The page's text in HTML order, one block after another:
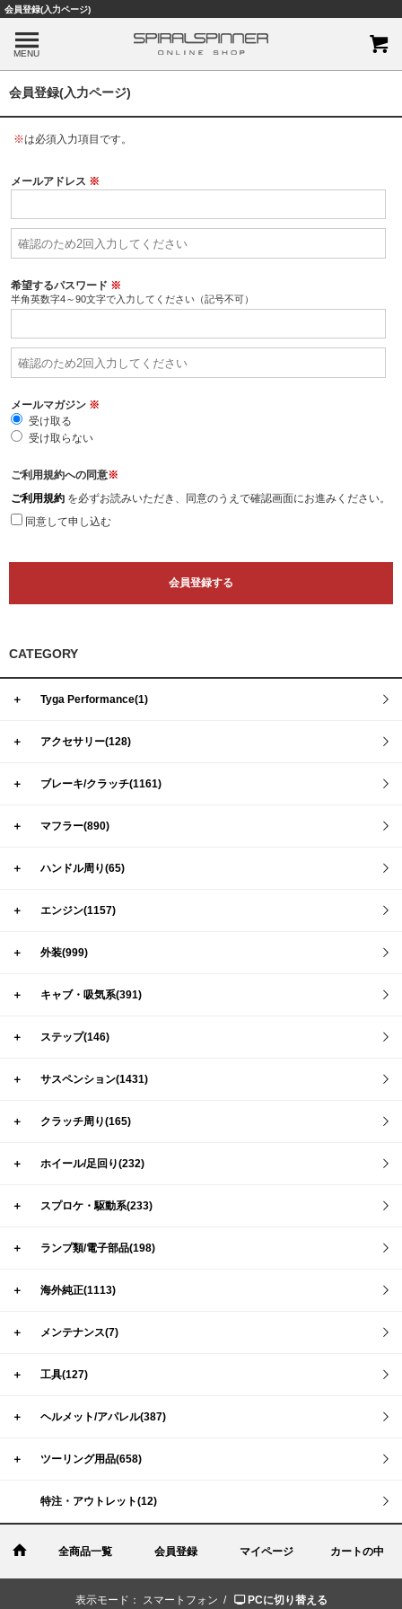
会員登録(入力ページ)
MENU
会員登録(入力ページ)
※は必須入力項目です。
メールアドレス ※
希望するパスワード ※
半角英数字4～90文字で入力してください（記号不可）
メールマガジン ※
受け取る
受け取らない
ご利用規約への同意※
ご利用規約 を必ずお読みいただき、同意のうえで確認画面にお進みください。
同意して申し込む
CATEGORY
＋ Tyga Performance(1)
＋ アクセサリー(128)
＋ ブレーキ/クラッチ(1161)
＋ マフラー(890)
＋ ハンドル周り(65)
＋ エンジン(1157)
＋ 外装(999)
＋ キャブ・吸気系(391)
＋ ステップ(146)
＋ サスペンション(1431)
＋ クラッチ周り(165)
＋ ホイール/足回り(232)
＋ スプロケ・駆動系(233)
＋ ランプ類/電子部品(198)
＋ 海外純正(1113)
＋ メンテナンス(7)
＋ 工具(127)
＋ ヘルメット/アパレル(387)
＋ ツーリング用品(658)
特注・アウトレット(12)
全商品一覧 会員登録 マイページ カートの中
表示モード： スマートフォン / PCに切り替える